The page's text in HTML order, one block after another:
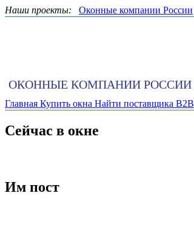
Наши проекты: Оконные компании России
ОКОННЫЕ КОМПАНИИ РОССИИ
Главная Купить окна Найти поставщика
Сейчас в окне
Им пост